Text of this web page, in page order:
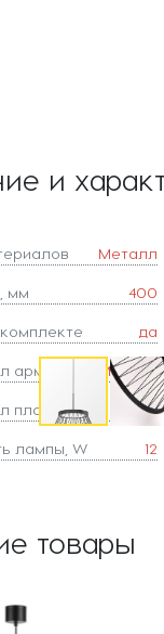
и
Металл
мм 400
да
арматуры Металл
плафонов Нить
лампы, W 12
товары